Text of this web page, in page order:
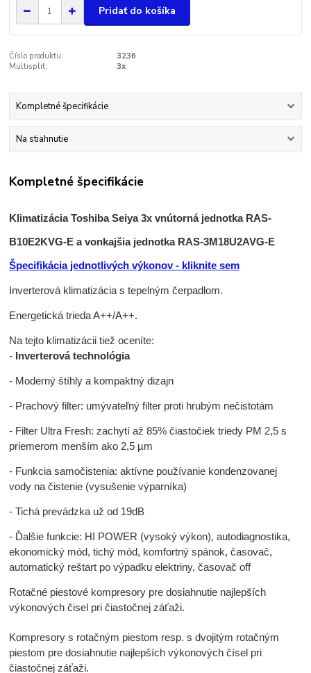
Pridať do košíka
Číslo produktu:
3236
Multisplit:
3x
Kompletné špecifikácie
Na stiahnutie
Kompletné špecifikácie
Klimatizácia Toshiba Seiya 3x vnútorná jednotka RAS-
B10E2KVG-E a vonkajšia jednotka RAS-3M18U2AVG-E
Špecifikácia jednotlivých výkonov - kliknite sem
Inverterová klimatizácia s tepelným čerpadlom.
Energetická trieda A++/A++.
Na tejto klimatizácii tiež oceníte:
- Inverterová technológia
- Moderný štíhly a kompaktný dizajn
- Prachový filter: umývateľný filter proti hrubým nečistotám
- Filter Ultra Fresh: zachytí až 85% čiastočiek triedy PM 2,5 s
priemerom menším ako 2,5 µm
- Funkcia samočistenia: aktívne používanie kondenzovanej
vody na čistenie (vysušenie výparníka)
- Tichá prevádzka už od 19dB
- Ďalšie funkcie: HI POWER (vysoký výkon), autodiagnostika,
ekonomický mód, tichý mód, komfortný spánok, časovač,
automatický reštart po výpadku elektriny, časovač off
Rotačné piestové kompresory pre dosiahnutie najlepších
výkonových čisel pri čiastočnej záťaži.
Kompresory s rotačným piestom resp. s dvojitým rotačným
piestom pre dosiahnutie najlepších výkonových čísel pri
čiastočnej záťaži.